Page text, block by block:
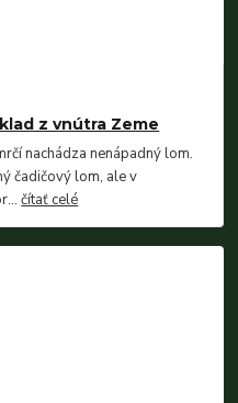
z vnútra Zeme
nachádza nenápadný lom.
čadičový lom, ale v
čítať celé